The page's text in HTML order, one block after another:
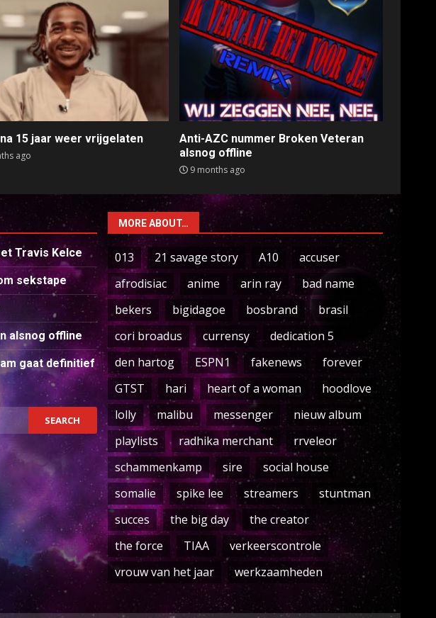
na 15 jaar weer vrijgelaten
ago
Anti-AZC nummer Broken Veteran
alsnog offline
9 months ago
Travis Kelce
sekstape
alsnog offline
gaat definitief
MORE ABOUT…
013 21 savage story A10
accuser
afrodisiac
anime arin ray
bad name
bekers
bigidagoe bosbrand
brasil
cori broadus
currensy
dedication 5
den hartog
ESPN1 fakenews
forever
GTST
hari heart of a woman
hoodlove
lolly
malibu messenger
nieuw album
playlists
radhika merchant
rrveleor
schammenkamp
sire
social house
somalie
spike lee streamers
stuntman
succes
the big day
the creator
the force
TIAA
verkeerscontrole
vrouw van het jaar
werkzaamheden